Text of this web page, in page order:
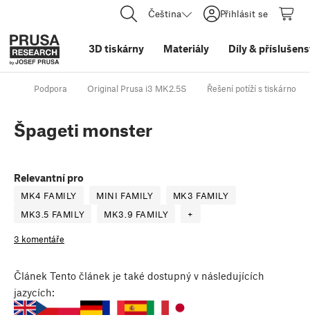
Čeština Přihlásit se
3D tiskárny Materiály Díly&
Podpora Original Prusa i3 MK2.5S Řešení potíží s tiskárnou
Špageti monster
Relevantní pro
MK4 FAMILY MINI FAMILY
MK3 FAMILY
MK3.5 FAMILY
MK3.9 FAMILY +
3 komentáře
Článek Tento článek je také dostupný v následujících
jazycích: